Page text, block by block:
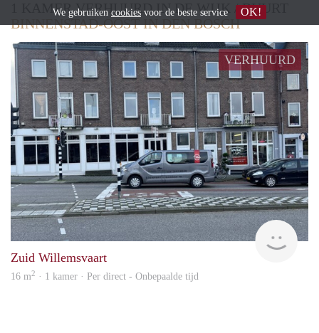
1 KAMER VERHUURD IN DE WIJK / BUURT
BINNENSTAD-OOST IN DEN BOSCH
VERHUURD
Next
Zuid Willemsvaart
16 m2 · 1 kamer · Per direct - Onbepaalde tijd
We gebruiken cookies voor de beste service OK!